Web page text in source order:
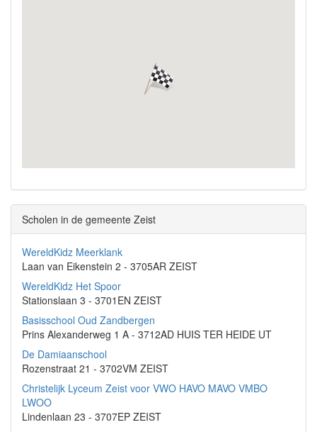
Scholen in de gemeente Zeist
WereldKidz Meerklank
Laan van Eikenstein 2 - 3705AR ZEIST
WereldKidz Het Spoor
Stationslaan 3 - 3701EN ZEIST
Basisschool Oud Zandbergen
Prins Alexanderweg 1 A - 3712AD HUIS TER HEIDE UT
De Damiaanschool
Rozenstraat 21 - 3702VM ZEIST
Christelijk Lyceum Zeist voor VWO HAVO MAVO VMBO
LWOO
Lindenlaan 23 - 3707EP ZEIST